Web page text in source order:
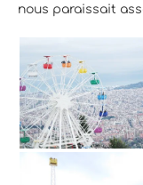
nous paraissait